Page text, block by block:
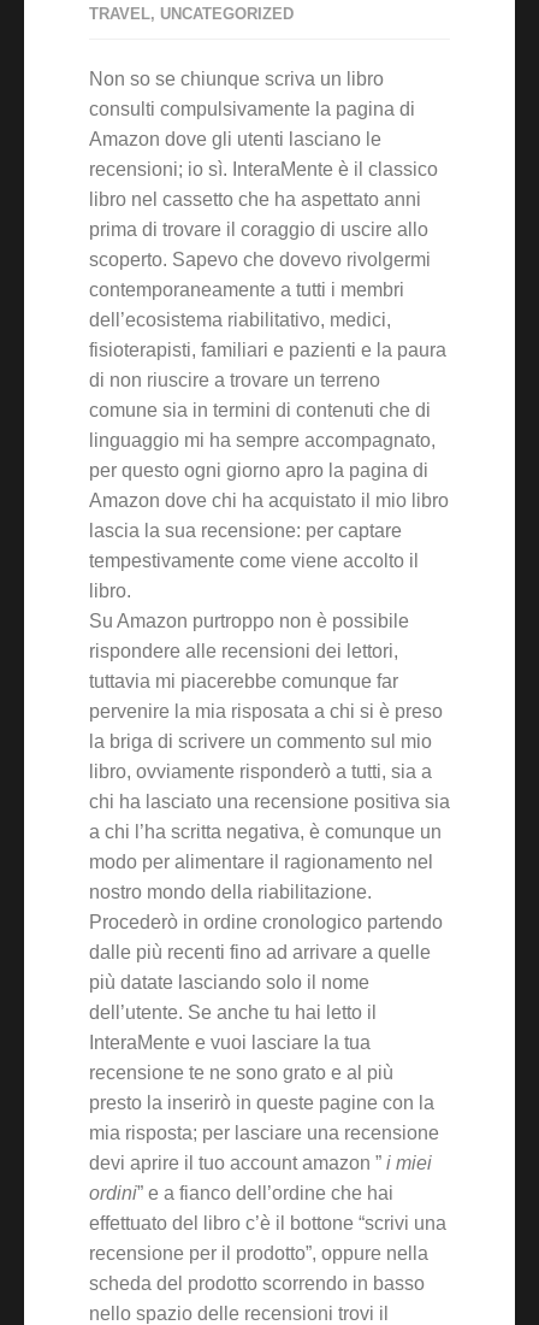
TRAVEL, UNCATEGORIZED
Non so se chiunque scriva un libro
consulti compulsivamente la pagina di
Amazon dove gli utenti lasciano le
recensioni; io sì. InteraMente è il classico
libro nel cassetto che ha aspettato anni
prima di trovare il coraggio di uscire allo
scoperto. Sapevo che dovevo rivolgermi
contemporaneamente a tutti i membri
dell’ecosistema riabilitativo, medici,
fisioterapisti, familiari e pazienti e la paura
di non riuscire a trovare un terreno
comune sia in termini di contenuti che di
linguaggio mi ha sempre accompagnato,
per questo ogni giorno apro la pagina di
Amazon dove chi ha acquistato il mio libro
lascia la sua recensione: per captare
tempestivamente come viene accolto il
libro.
Su Amazon purtroppo non è possibile
rispondere alle recensioni dei lettori,
tuttavia mi piacerebbe comunque far
pervenire la mia risposata a chi si è preso
la briga di scrivere un commento sul mio
libro, ovviamente risponderò a tutti, sia a
chi ha lasciato una recensione positiva sia
a chi l’ha scritta negativa, è comunque un
modo per alimentare il ragionamento nel
nostro mondo della riabilitazione.
Procederò in ordine cronologico partendo
dalle più recenti fino ad arrivare a quelle
più datate lasciando solo il nome
dell’utente. Se anche tu hai letto il
InteraMente e vuoi lasciare la tua
recensione te ne sono grato e al più
presto la inserirò in queste pagine con la
mia risposta; per lasciare una recensione
devi aprire il tuo account amazon ” i miei
ordini” e a fianco dell’ordine che hai
effettuato del libro c’è il bottone “scrivi una
recensione per il prodotto”, oppure nella
scheda del prodotto scorrendo in basso
nello spazio delle recensioni trovi il